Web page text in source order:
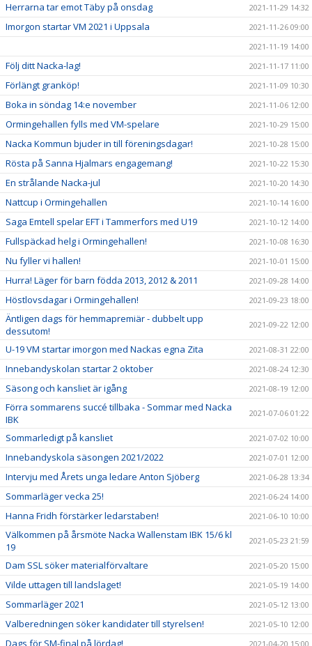
Herrarna tar emot Täby på onsdag 2021-11-29 14:32
Imorgon startar VM 2021 i Uppsala
2021-11-26 09:00
2021-11-19 14:00
Följ ditt Nacka-lag! 2021-11-17 11:00
Förlängt granköp! 2021-11-09 10:30
Boka in söndag 14:e november 2021-11-06 12:00
Ormingehallen fylls med VM-spelare 2021-10-29 15:00
Nacka Kommun bjuder in till föreningsdagar! 2021-10-28 15:00
Rösta på Sanna Hjalmars engagemang! 2021-10-22 15:30
En strålande Nacka-jul 2021-10-20 14:30
Nattcup i Ormingehallen 2021-10-14 16:00
Saga Emtell spelar EFT i Tammerfors med U19 2021-10-12 14:00
Fullspäckad helg i Ormingehallen! 2021-10-08 16:30
Nu fyller vi hallen! 2021-10-01 15:00
Hurra! Läger för barn födda 2013, 2012 & 2011 2021-09-28 14:00
Höstlovsdagar i Ormingehallen! 2021-09-23 18:00
Äntligen dags för hemmapremiär - dubbelt upp
dessutom!
2021-09-22 12:00
U-19 VM startar imorgon med Nackas egna Zita 2021-08-31 22:00
Innebandyskolan startar 2 oktober 2021-08-24 12:30
Säsong och kansliet är igång 2021-08-19 12:00
Förra sommarens succé tillbaka - Sommar med Nacka
IBK
2021-07-06 01:22
Sommarledigt på kansliet 2021-07-02 10:00
Innebandyskola säsongen 2021/2022 2021-07-01 12:00
Intervju med Årets unga ledare Anton Sjöberg 2021-06-28 13:34
Sommarläger vecka 25! 2021-06-24 14:00
Hanna Fridh förstärker ledarstaben! 2021-06-10 10:00
Välkommen på årsmöte Nacka Wallenstam IBK 15/6 kl
19
2021-05-23 21:59
Dam SSL söker materialförvaltare 2021-05-20 15:00
Vilde uttagen till landslaget! 2021-05-19 14:00
Sommarläger 2021 2021-05-12 13:00
Valberedningen söker kandidater till styrelsen! 2021-05-10 12:00
Dags för SM-final på lördag! 2021-04-20 15:00